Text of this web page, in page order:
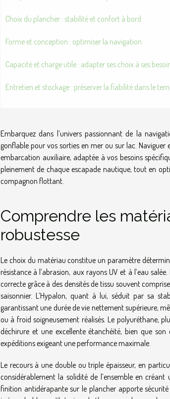
Choix du plancher : stabilité et confort à bord
Forme et conception : optimiser la navigation
Capacité et charge utile : adapter ses choix à ses
Entretien et stockage : préserver la fiabilité dans le
Embarquez dans l’univers passionnant de la
gonflable pour vos sorties en mer ou sur lac.
embarcation auxiliaire, adaptée à vos besoins
pleinement de chaque escapade nautique, tout en
compagnon flottant.
Comprendre les
robustesse
Le choix du matériau constitue un paramètre
résistance à l’abrasion, aux rayons UV et à l’eau
correcte grâce à des densités de tissu souvent
saisonnier. L’Hypalon, quant à lui, séduit par sa
garantissant une durée de vie nettement supérieure,
ou à froid soigneusement réalisés. Le polyuréthane,
déchirure et une excellente étanchéité, bien que
expéditions exigeant une performance maximale.
Le recours à une double ou triple épaisseur, en
considérablement la solidité de l’ensemble en
finition antidérapante sur le plancher apporte